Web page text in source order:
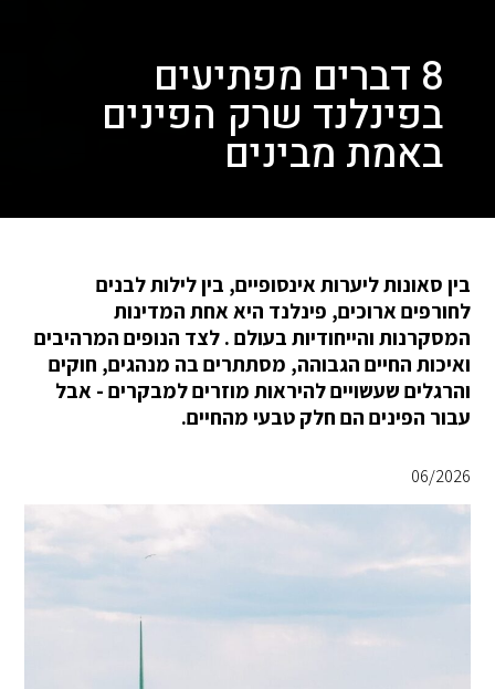
8 דברים מפתיעים
בפינלנד שרק הפינים
באמת מבינים
בין סאונות ליערות אינסופיים, בין לילות לבנים
לחורפים ארוכים, פינלנד היא אחת המדינות
המסקרנות והייחודיות בעולם . לצד הנופים המרהיבים
ואיכות החיים הגבוהה, מסתתרים בה מנהגים, חוקים
והרגלים שעשויים להיראות מוזרים למבקרים - אבל
עבור הפינים הם חלק טבעי מהחיים.
06/2026